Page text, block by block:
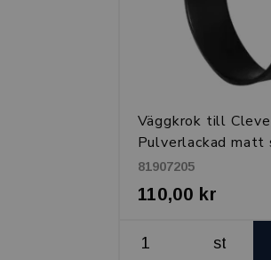
Väggkrok till
Pulverlackad
81907205
110,00 kr
st